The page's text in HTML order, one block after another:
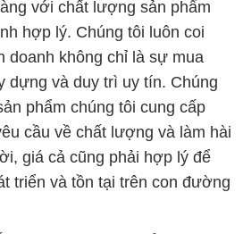
với chất lượng sản phẩm
hợp lý. Chúng tôi luôn coi
doanh không chỉ là sự mua
dựng và duy trì uy tín. Chúng
phẩm chúng tôi cung cấp
cầu về chất lượng và làm hài
giá cả cũng phải hợp lý để
triển và tồn tại trên con đường